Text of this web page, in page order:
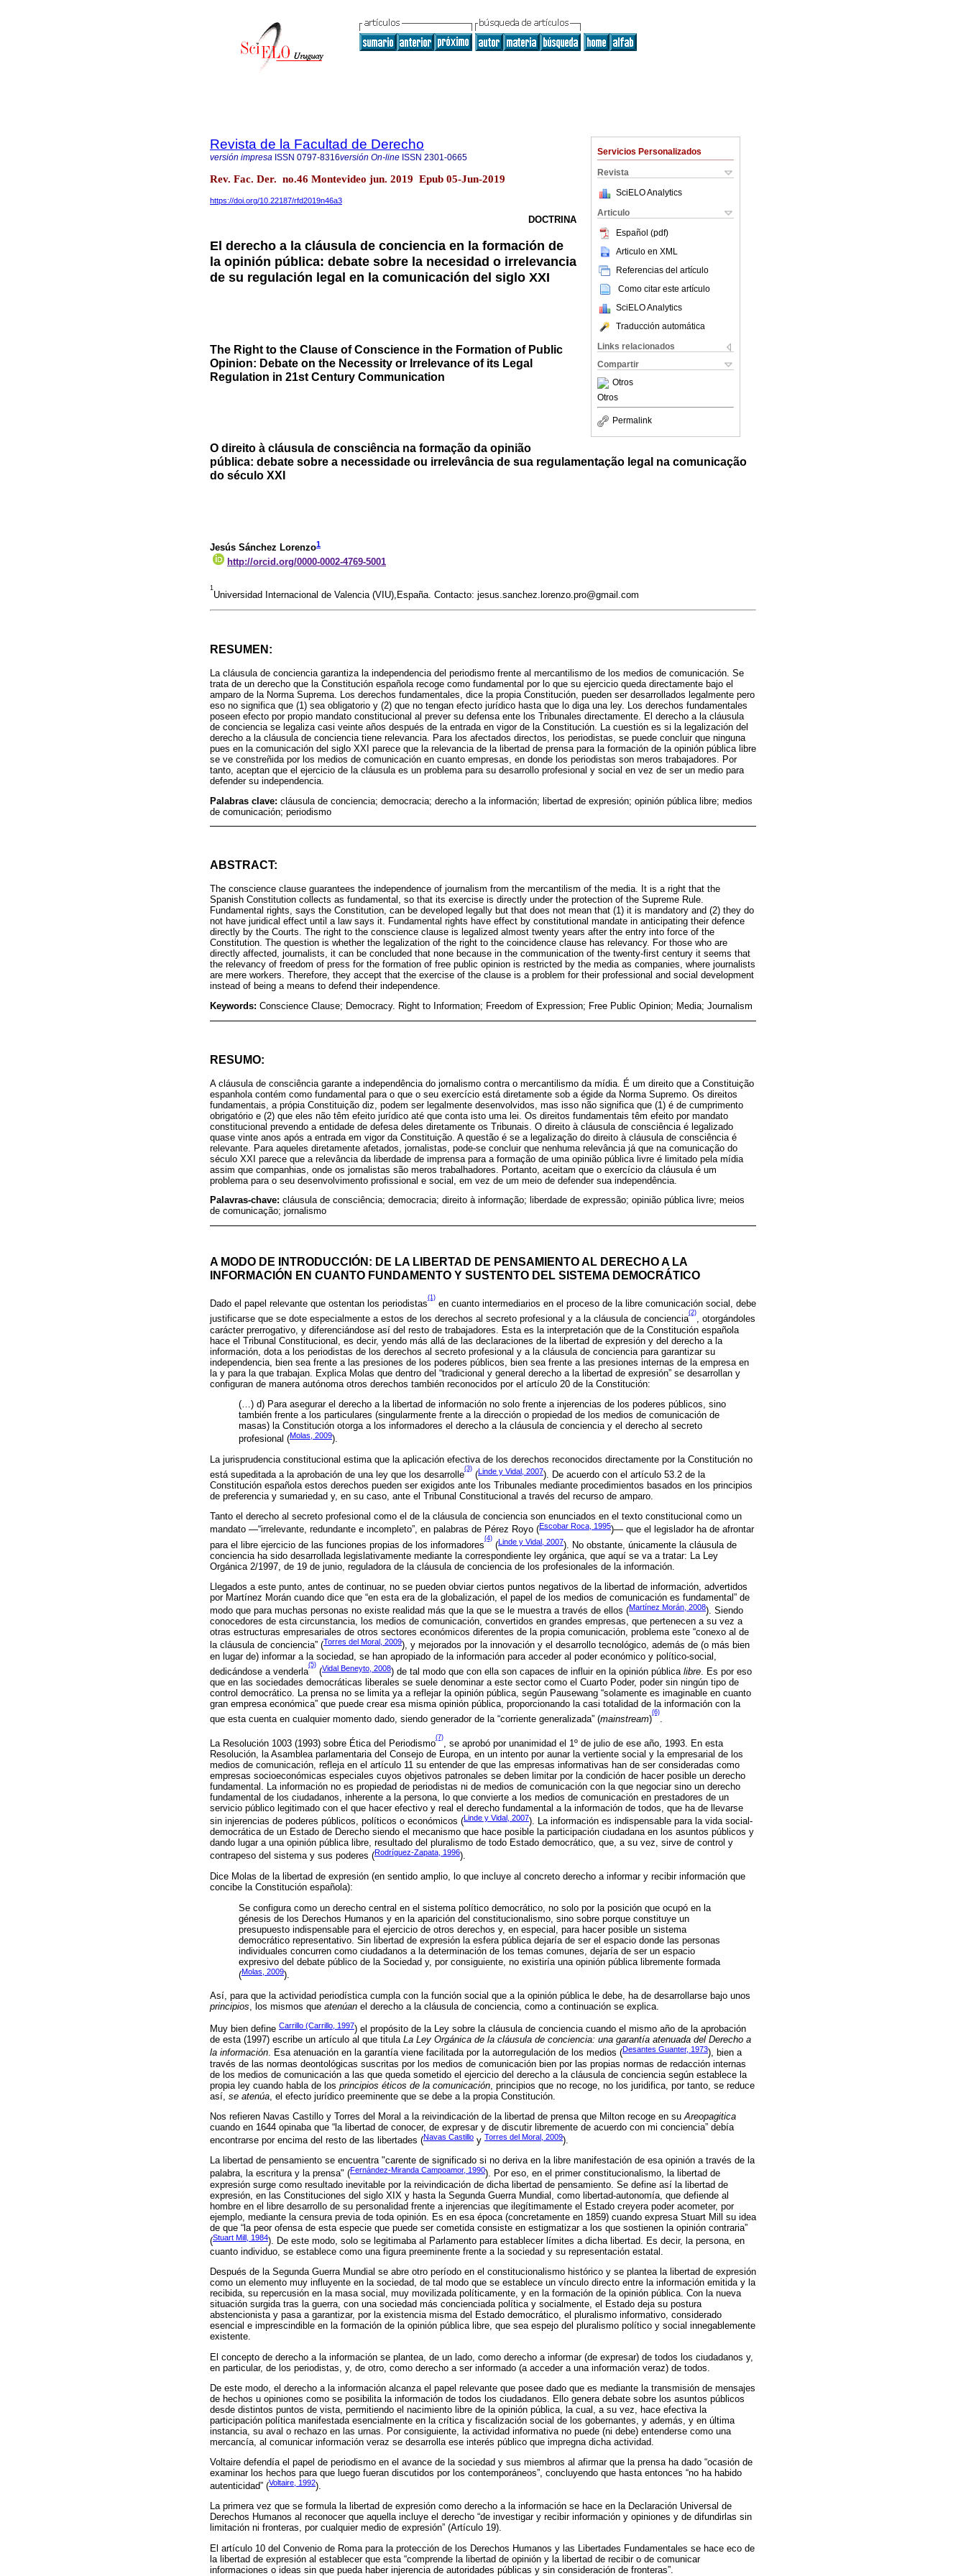
Servicios Personalizados
Revista
SciELO Analytics
Articulo
Español (pdf)
Articulo en XML
Referencias del artículo
Como citar este artículo
SciELO Analytics
Traducción automática
Links relacionados
Compartir
Otros
Otros
Permalink
Revista de la Facultad de Derecho
versión impresa ISSN 0797-8316versión On-line ISSN 2301-0665
Rev. Fac. Der. no.46 Montevideo jun. 2019 Epub 05-Jun-2019
https://doi.org/10.22187/rfd2019n46a3
DOCTRINA
El derecho a la cláusula de conciencia en la formación de
la opinión pública: debate sobre la necesidad o irrelevancia
de su regulación legal en la comunicación del siglo XXI
The Right to the Clause of Conscience in the Formation of Public
Opinion: Debate on the Necessity or Irrelevance of its Legal
Regulation in 21st Century Communication
O direito à cláusula de consciência na formação da opinião
pública: debate sobre a necessidade ou irrelevância de sua regulamentação legal na comunicação
do século XXI
Jesús Sánchez Lorenzo1
http://orcid.org/0000-0002-4769-5001
1
Universidad Internacional de Valencia (VIU),España. Contacto: jesus.sanchez.lorenzo.pro@gmail.com
RESUMEN:
La cláusula de conciencia garantiza la independencia del periodismo frente al mercantilismo de los medios de comunicación. Se
trata de un derecho que la Constitución española recoge como fundamental por lo que su ejercicio queda directamente bajo el
amparo de la Norma Suprema. Los derechos fundamentales, dice la propia Constitución, pueden ser desarrollados legalmente pero
eso no significa que (1) sea obligatorio y (2) que no tengan efecto jurídico hasta que lo diga una ley. Los derechos fundamentales
poseen efecto por propio mandato constitucional al prever su defensa ente los Tribunales directamente. El derecho a la cláusula
de conciencia se legaliza casi veinte años después de la entrada en vigor de la Constitución. La cuestión es si la legalización del
derecho a la cláusula de conciencia tiene relevancia. Para los afectados directos, los periodistas, se puede concluir que ninguna
pues en la comunicación del siglo XXI parece que la relevancia de la libertad de prensa para la formación de la opinión pública libre
se ve constreñida por los medios de comunicación en cuanto empresas, en donde los periodistas son meros trabajadores. Por
tanto, aceptan que el ejercicio de la cláusula es un problema para su desarrollo profesional y social en vez de ser un medio para
defender su independencia.
Palabras clave: cláusula de conciencia; democracia; derecho a la información; libertad de expresión; opinión pública libre; medios
de comunicación; periodismo
ABSTRACT:
The conscience clause guarantees the independence of journalism from the mercantilism of the media. It is a right that the
Spanish Constitution collects as fundamental, so that its exercise is directly under the protection of the Supreme Rule.
Fundamental rights, says the Constitution, can be developed legally but that does not mean that (1) it is mandatory and (2) they do
not have juridical effect until a law says it. Fundamental rights have effect by constitutional mandate in anticipating their defence
directly by the Courts. The right to the conscience clause is legalized almost twenty years after the entry into force of the
Constitution. The question is whether the legalization of the right to the coincidence clause has relevancy. For those who are
directly affected, journalists, it can be concluded that none because in the communication of the twenty-first century it seems that
the relevancy of freedom of press for the formation of free public opinion is restricted by the media as companies, where journalists
are mere workers. Therefore, they accept that the exercise of the clause is a problem for their professional and social development
instead of being a means to defend their independence.
Keywords: Conscience Clause; Democracy. Right to Information; Freedom of Expression; Free Public Opinion; Media; Journalism
RESUMO:
A cláusula de consciência garante a independência do jornalismo contra o mercantilismo da mídia. É um direito que a Constituição
espanhola contém como fundamental para o que o seu exercício está diretamente sob a égide da Norma Supremo. Os direitos
fundamentais, a própia Constituição diz, podem ser legalmente desenvolvidos, mas isso não significa que (1) é de cumprimento
obrigatório e (2) que eles não têm efeito jurídico até que conta isto uma lei. Os direitos fundamentais têm efeito por mandato
constitucional prevendo a entidade de defesa deles diretamente os Tribunais. O direito à cláusula de consciência é legalizado
quase vinte anos após a entrada em vigor da Constituição. A questão é se a legalização do direito à cláusula de consciência é
relevante. Para aqueles diretamente afetados, jornalistas, pode-se concluir que nenhuma relevância já que na comunicação do
século XXI parece que a relevância da liberdade de imprensa para a formação de uma opinião pública livre é limitado pela mídia
assim que companhias, onde os jornalistas são meros trabalhadores. Portanto, aceitam que o exercício da cláusula é um
problema para o seu desenvolvimento profissional e social, em vez de um meio de defender sua independência.
Palavras-chave: cláusula de consciência; democracia; direito à informação; liberdade de expressão; opinião pública livre; meios
de comunicação; jornalismo
A MODO DE INTRODUCCIÓN: DE LA LIBERTAD DE PENSAMIENTO AL DERECHO A LA
INFORMACIÓN EN CUANTO FUNDAMENTO Y SUSTENTO DEL SISTEMA DEMOCRÁTICO
Dado el papel relevante que ostentan los periodistas
(1)
en cuanto intermediarios en el proceso de la libre comunicación social, debe
justificarse que se dote especialmente a estos de los derechos al secreto profesional y a la cláusula de conciencia
(2)
, otorgándoles
carácter prerrogativo, y diferenciándose así del resto de trabajadores. Esta es la interpretación que de la Constitución española
hace el Tribunal Constitucional, es decir, yendo más allá de las declaraciones de la libertad de expresión y del derecho a la
información, dota a los periodistas de los derechos al secreto profesional y a la cláusula de conciencia para garantizar su
independencia, bien sea frente a las presiones de los poderes públicos, bien sea frente a las presiones internas de la empresa en
la y para la que trabajan. Explica Molas que dentro del “tradicional y general derecho a la libertad de expresión” se desarrollan y
configuran de manera autónoma otros derechos también reconocidos por el artículo 20 de la Constitución:
(…) d) Para asegurar el derecho a la libertad de información no solo frente a injerencias de los poderes públicos, sino
también frente a los particulares (singularmente frente a la dirección o propiedad de los medios de comunicación de
masas) la Constitución otorga a los informadores el derecho a la cláusula de conciencia y el derecho al secreto
profesional (Molas, 2009).
La jurisprudencia constitucional estima que la aplicación efectiva de los derechos reconocidos directamente por la Constitución no
está supeditada a la aprobación de una ley que los desarrolle
(3)
(Linde y Vidal, 2007). De acuerdo con el artículo 53.2 de la
Constitución española estos derechos pueden ser exigidos ante los Tribunales mediante procedimientos basados en los principios
de preferencia y sumariedad y, en su caso, ante el Tribunal Constitucional a través del recurso de amparo.
Tanto el derecho al secreto profesional como el de la cláusula de conciencia son enunciados en el texto constitucional como un
mandato ―“irrelevante, redundante e incompleto”, en palabras de Pérez Royo (Escobar Roca, 1995)― que el legislador ha de afrontar
para el libre ejercicio de las funciones propias de los informadores
(4)
(Linde y Vidal, 2007). No obstante, únicamente la cláusula de
conciencia ha sido desarrollada legislativamente mediante la correspondiente ley orgánica, que aquí se va a tratar: La Ley
Orgánica 2/1997, de 19 de junio, reguladora de la cláusula de conciencia de los profesionales de la información.
Llegados a este punto, antes de continuar, no se pueden obviar ciertos puntos negativos de la libertad de información, advertidos
por Martínez Morán cuando dice que “en esta era de la globalización, el papel de los medios de comunicación es fundamental” de
modo que para muchas personas no existe realidad más que la que se le muestra a través de ellos (Martínez Morán, 2008). Siendo
conocedores de esta circunstancia, los medios de comunicación, convertidos en grandes empresas, que pertenecen a su vez a
otras estructuras empresariales de otros sectores económicos diferentes de la propia comunicación, problema este “conexo al de
la cláusula de conciencia” (Torres del Moral, 2009), y mejorados por la innovación y el desarrollo tecnológico, además de (o más bien
en lugar de) informar a la sociedad, se han apropiado de la información para acceder al poder económico y político-social,
dedicándose a venderla
(5)
(Vidal Beneyto, 2008) de tal modo que con ella son capaces de influir en la opinión pública libre . Es por eso
que en las sociedades democráticas liberales se suele denominar a este sector como el Cuarto Poder, poder sin ningún tipo de
control democrático. La prensa no se limita ya a reflejar la opinión pública, según Pausewang “solamente es imaginable en cuanto
gran empresa económica” que puede crear esa misma opinión pública, proporcionando la casi totalidad de la información con la
que esta cuenta en cualquier momento dado, siendo generador de la “corriente generalizada” (mainstream)
(6)
La Resolución 1003 (1993) sobre Ética del Periodismo
(7)
, se aprobó por unanimidad el 1º de julio de ese año, 1993. En esta
Resolución, la Asamblea parlamentaria del Consejo de Europa, en un intento por aunar la vertiente social y la empresarial de los
medios de comunicación, refleja en el artículo 11 su entender de que las empresas informativas han de ser consideradas como
empresas socioeconómicas especiales cuyos objetivos patronales se deben limitar por la condición de hacer posible un derecho
fundamental. La información no es propiedad de periodistas ni de medios de comunicación con la que negociar sino un derecho
fundamental de los ciudadanos, inherente a la persona, lo que convierte a los medios de comunicación en prestadores de un
servicio público legitimado con el que hacer efectivo y real el derecho fundamental a la información de todos, que ha de llevarse
sin injerencias de poderes públicos, políticos o económicos (Linde y Vidal, 2007). La información es indispensable para la vida social-
democrática de un Estado de Derecho siendo el mecanismo que hace posible la participación ciudadana en los asuntos públicos y
dando lugar a una opinión pública libre, resultado del pluralismo de todo Estado democrático, que, a su vez, sirve de control y
contrapeso del sistema y sus poderes (Rodríguez-Zapata, 1996).
Dice Molas de la libertad de expresión (en sentido amplio, lo que incluye al concreto derecho a informar y recibir información que
concibe la Constitución española):
Se configura como un derecho central en el sistema político democrático, no solo por la posición que ocupó en la
génesis de los Derechos Humanos y en la aparición del constitucionalismo, sino sobre porque constituye un
presupuesto indispensable para el ejercicio de otros derechos y, en especial, para hacer posible un sistema
democrático representativo. Sin libertad de expresión la esfera pública dejaría de ser el espacio donde las personas
individuales concurren como ciudadanos a la determinación de los temas comunes, dejaría de ser un espacio
expresivo del debate público de la Sociedad y, por consiguiente, no existiría una opinión pública libremente formada
(Molas, 2009).
Así, para que la actividad periodística cumpla con la función social que a la opinión pública le debe, ha de desarrollarse bajo unos
principios , los mismos que atenúan el derecho a la cláusula de conciencia, como a continuación se explica.
Muy bien define Carrillo (Carrillo, 1997) el propósito de la Ley sobre la cláusula de conciencia cuando el mismo año de la aprobación
de esta (1997) escribe un artículo al que titula La Ley Orgánica de la cláusula de conciencia: una garantía atenuada del Derecho a
la información. Esa atenuación en la garantía viene facilitada por la autorregulación de los medios (Desantes Guanter, 1973), bien a
través de las normas deontológicas suscritas por los medios de comunicación bien por las propias normas de redacción internas
de los medios de comunicación a las que queda sometido el ejercicio del derecho a la cláusula de conciencia según establece la
propia ley cuando habla de los principios éticos de la comunicación , principios que no recoge, no los juridifica, por tanto, se reduce
así, se atenúa , el efecto jurídico preeminente que se debe a la propia Constitución.
Nos refieren Navas Castillo y Torres del Moral a la reivindicación de la libertad de prensa que Milton recoge en su Areopagitica
cuando en 1644 opinaba que “la libertad de conocer, de expresar y de discutir libremente de acuerdo con mi conciencia” debía
encontrarse por encima del resto de las libertades (Navas Castillo y Torres del Moral, 2009).
La libertad de pensamiento se encuentra "carente de significado si no deriva en la libre manifestación de esa opinión a través de la
palabra, la escritura y la prensa" (Fernández-Miranda Campoamor, 1990). Por eso, en el primer constitucionalismo, la libertad de
expresión surge como resultado inevitable por la reivindicación de dicha libertad de pensamiento. Se define así la libertad de
expresión, en las Constituciones del siglo XIX y hasta la Segunda Guerra Mundial, como libertad-autonomía, que defiende al
hombre en el libre desarrollo de su personalidad frente a injerencias que ilegítimamente el Estado creyera poder acometer, por
ejemplo, mediante la censura previa de toda opinión. Es en esa época (concretamente en 1859) cuando expresa Stuart Mill su idea
de que “la peor ofensa de esta especie que puede ser cometida consiste en estigmatizar a los que sostienen la opinión contraria”
(Stuart Mill, 1984). De este modo, solo se legitimaba al Parlamento para establecer límites a dicha libertad. Es decir, la persona, en
cuanto individuo, se establece como una figura preeminente frente a la sociedad y su representación estatal.
Después de la Segunda Guerra Mundial se abre otro período en el constitucionalismo histórico y se plantea la libertad de expresión
como un elemento muy influyente en la sociedad, de tal modo que se establece un vínculo directo entre la información emitida y la
recibida, su repercusión en la masa social, muy movilizada políticamente, y en la formación de la opinión pública. Con la nueva
situación surgida tras la guerra, con una sociedad más concienciada política y socialmente, el Estado deja su postura
abstencionista y pasa a garantizar, por la existencia misma del Estado democrático, el pluralismo informativo, considerado
esencial e imprescindible en la formación de la opinión pública libre, que sea espejo del pluralismo político y social innegablemente
existente.
El concepto de derecho a la información se plantea, de un lado, como derecho a informar (de expresar) de todos los ciudadanos y,
en particular, de los periodistas, y, de otro, como derecho a ser informado (a acceder a una información veraz) de todos.
De este modo, el derecho a la información alcanza el papel relevante que posee dado que es mediante la transmisión de mensajes
de hechos u opiniones como se posibilita la información de todos los ciudadanos. Ello genera debate sobre los asuntos públicos
desde distintos puntos de vista, permitiendo el nacimiento libre de la opinión pública, la cual, a su vez, hace efectiva la
participación política manifestada esencialmente en la crítica y fiscalización social de los gobernantes, y además, y en última
instancia, su aval o rechazo en las urnas. Por consiguiente, la actividad informativa no puede (ni debe) entenderse como una
mercancía, al comunicar información veraz se desarrolla ese interés público que impregna dicha actividad.
Voltaire defendía el papel de periodismo en el avance de la sociedad y sus miembros al afirmar que la prensa ha dado “ocasión de
examinar los hechos para que luego fueran discutidos por los contemporáneos”, concluyendo que hasta entonces “no ha habido
autenticidad” (Voltaire, 1992).
La primera vez que se formula la libertad de expresión como derecho a la información se hace en la Declaración Universal de
Derechos Humanos al reconocer que aquella incluye el derecho “de investigar y recibir información y opiniones y de difundirlas sin
limitación ni fronteras, por cualquier medio de expresión” (Artículo 19).
El artículo 10 del Convenio de Roma para la protección de los Derechos Humanos y las Libertades Fundamentales se hace eco de
la libertad de expresión al establecer que esta “comprende la libertad de opinión y la libertad de recibir o de comunicar
informaciones o ideas sin que pueda haber injerencia de autoridades públicas y sin consideración de fronteras”.